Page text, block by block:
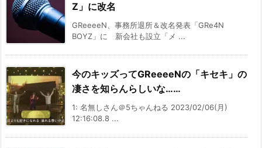
Z」に改名
GReeeeN、事務所退所＆改名発表「GRe4N
BOYZ」に 新会社も設立「メ ...
今のキッズってGReeeeNの「キセキ」の
凄さを知らんらしいな……
1: 名無しさん＠5ちゃんねる 2023/02/06(月)
12:16:08.8 ...